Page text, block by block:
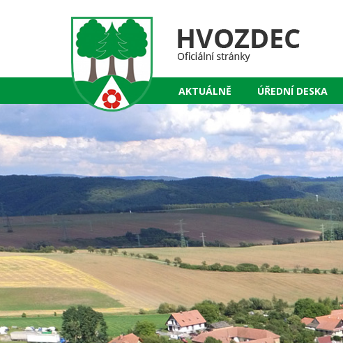
AKTUÁLNĚ ÚŘEDNÍ DESKA